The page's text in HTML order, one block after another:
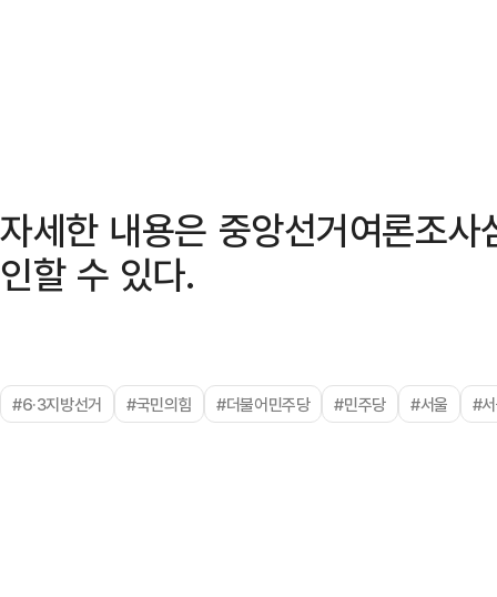
자세한 내용은 중앙선거여론조
인할 수 있다.
#6·3지방선거 #국민의힘 #더불어민주당 #민주당 #서울 #